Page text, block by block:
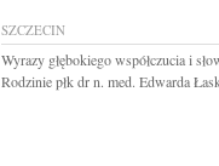
SZCZECIN
Wyrazy głębokiego współczucia i
Rodzinie płk dr n. med. Edwarda